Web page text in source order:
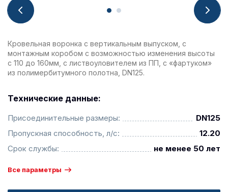
Кровельная воронка с вертикальным выпуском, с
монтажным коробом с возможностью изменения высоты
с 110 до 160мм, с листвоуловителем из ПП, с «фартуком»
из полимербитумного полотна, DN125.
Технические данные:
Присоединительные размеры:
DN125
Пропускная способность, л/с:
12.20
Срок службы:
не менее 50 лет
Все параметры